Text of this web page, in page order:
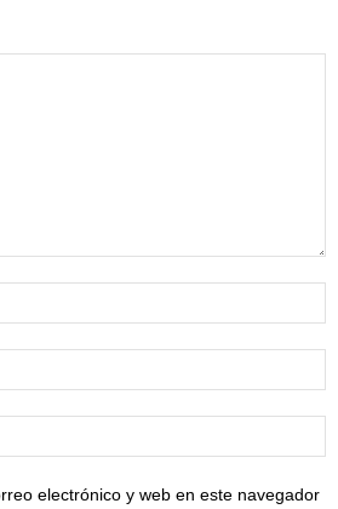
electrónico y web en este navegador